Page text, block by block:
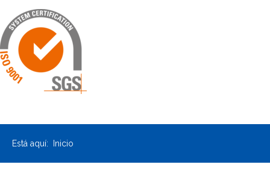
Está aquí: Inicio